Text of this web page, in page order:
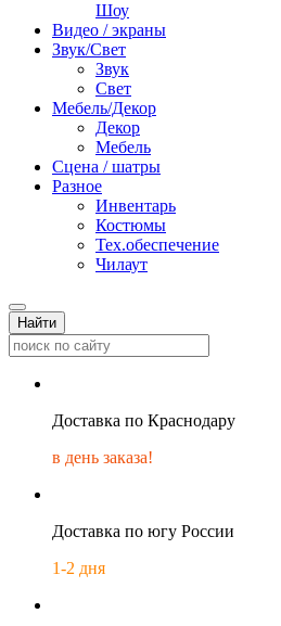
Шоу
Видео / экраны
Звук/Свет
Звук
Свет
Мебель/Декор
Декор
Мебель
Сцена / шатры
Разное
Инвентарь
Костюмы
Тех.обеспечение
Чилаут
Найти
Доставка по Краснодару
в день заказа!
Доставка по югу России
1-2 дня